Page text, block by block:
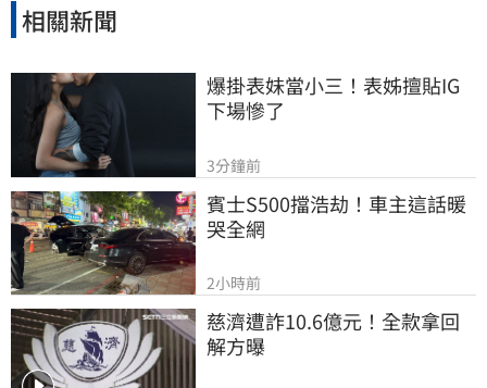
相關新聞
爆掛表妹當小三！表姊擅貼IG
下場慘了
3分鐘前
賓士S500擋浩劫！車主這話暖
哭全網
2小時前
慈濟遭詐10.6億元！全款拿回
解方曝